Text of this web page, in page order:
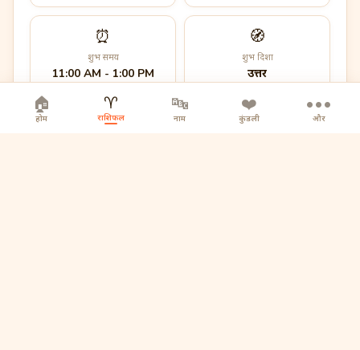
⏰
शुभ समय
11:00 AM - 1:00 PM
🧭
शुभ दिशा
उत्तर
🏠
होम
♈
राशिफल
🔤
नाम
❤️
कुंडली
•••
और